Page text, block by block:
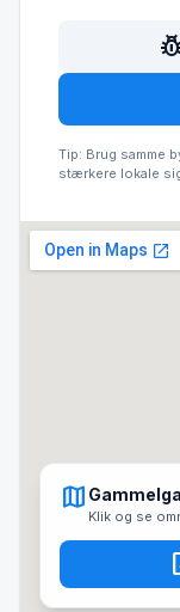
Tip: Brug samme
stærkere lokale
map
Klik og se